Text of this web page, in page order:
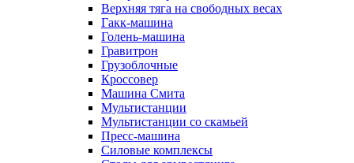
Верхняя тяга на свободных весах
Гакк-машина
Голень-машина
Гравитрон
Грузоблочные
Кроссовер
Машина Смита
Мультистанции
Мультистанции со скамьей
Пресс-машина
Силовые комплексы